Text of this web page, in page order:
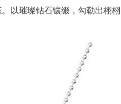
以璀璨钻石镶缀，勾勒出栩栩